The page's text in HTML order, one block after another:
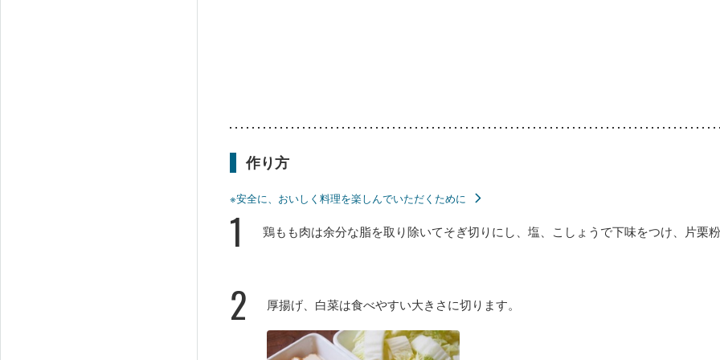
作り方
※安全に、おいしく料理を楽しんでいただくために
1 鶏もも肉は余分な脂を取り除いてそぎ切りにし、塩、こしょうで下味をつけ、片栗粉
2 厚揚げ、白菜は食べやすい大きさに切ります。